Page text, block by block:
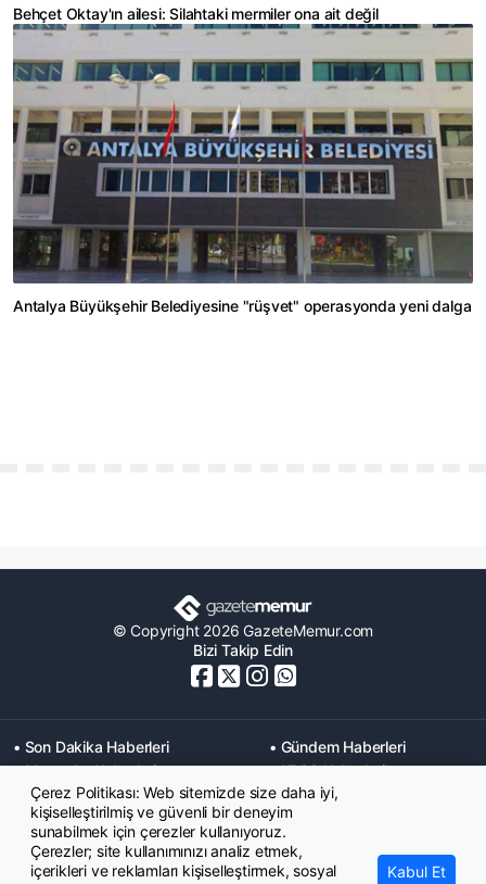
Behçet Oktay'ın ailesi: Silahtaki mermiler ona ait değil
Antalya Büyükşehir Belediyesine "rüşvet" operasyonda yeni dalga
© Copyright 2026 GazeteMemur.com
Bizi Takip Edin
• Son Dakika Haberleri
• Gündem Haberleri
• Memurlar Haberleri
• KPSS Haberleri
• Ekonomi Haberleri
• Eğitim Haberleri
• Yaşam Haberleri
• Maaş Verileri Haberleri
• Mahkeme Kararları
Haberleri
Çerez Politikası: Web sitemizde size daha iyi,
kişiselleştirilmiş ve güvenli bir deneyim
sunabilmek için çerezler kullanıyoruz.
Çerezler; site kullanımınızı analiz etmek,
içerikleri ve reklamları kişiselleştirmek, sosyal
Kabul Et